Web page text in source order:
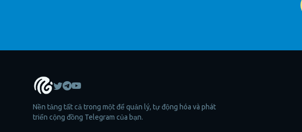
Nền tảng tất cả trong một để quản lý, tự động hóa và phát
triển cộng đồng Telegram của bạn.